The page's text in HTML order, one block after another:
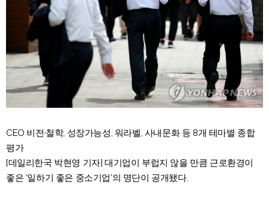
CEO 비전·철학, 성장가능성, 워라벨, 사내문화 등 8개 테마별 종합
평가
[데일리한국 박현영 기자] 대기업이 부럽지 않을 만큼 근로환경이
좋은 ‘일하기 좋은 중소기업’의 명단이 공개됐다.